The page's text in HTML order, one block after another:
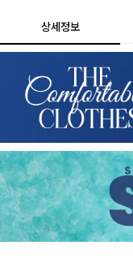
상세정보